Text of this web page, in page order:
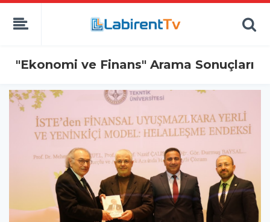
"Ekonomi ve Finans" Arama Sonuçları